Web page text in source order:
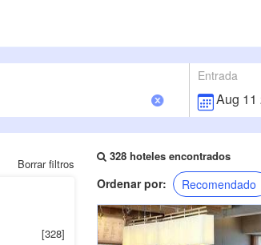
Entrada
Borrar filtros
[328]
328 hoteles encontrados
Ordenar por: Recomendado